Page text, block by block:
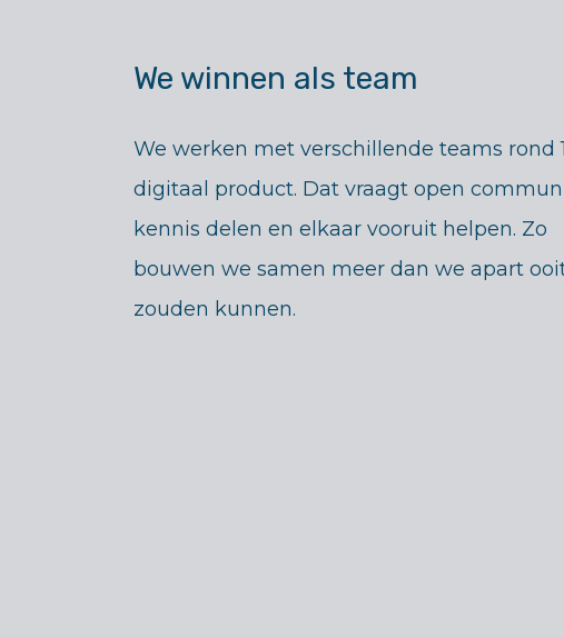
We winnen als team
We werken met verschillende teams rond 1
digitaal product. Dat vraagt open
kennis delen en elkaar vooruit helpen. Zo
bouwen we samen meer dan we apart
zouden kunnen.